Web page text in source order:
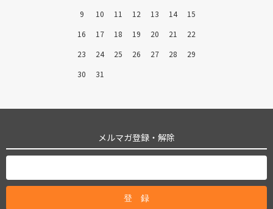
9
10 11 12 13 14
15
16
17 18 19 20 21
22
23
24 25 26 27 28
29
30
31
メルマガ登録・解除